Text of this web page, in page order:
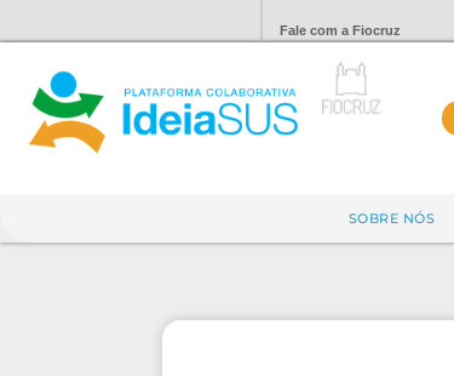
Fale com a Fiocruz
SOBRE NÓS